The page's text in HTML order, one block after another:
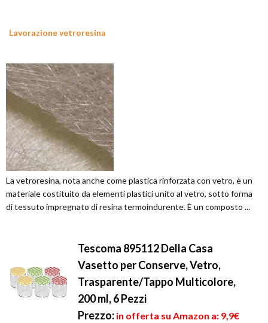
Lavorazione vetroresina
La vetroresina, nota anche come plastica rinforzata con vetro, è un
materiale costituito da elementi plastici unito al vetro, sotto forma
di tessuto impregnato di resina termoindurente. È un composto ...
Tescoma 895112 Della Casa
Vasetto per Conserve, Vetro,
Trasparente/Tappo Multicolore,
200 ml, 6 Pezzi
Prezzo: in offerta su Amazon a: 9,9€